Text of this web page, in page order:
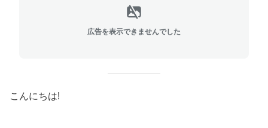
広告を表示できませんでした
こんにちは!